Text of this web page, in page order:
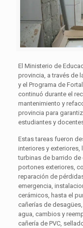
El Ministerio de
provincia, a través de
y el Programa de
continuó durante el
mantenimiento y
provincia para
estudiantes y
Estas tareas fueron
interiores y
turbinas de barrido
portones exteriores,
reparación de
emergencia,
cerámicos, hasta el
cañerías de
agua, cambios y
cañería de PVC,